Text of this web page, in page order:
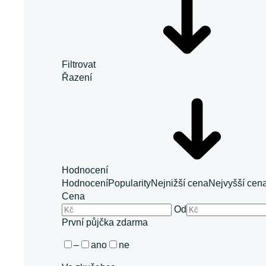
Filtrovat
Řazení
Hodnocení
HodnoceníPopularityNejnižší cenaNejvyšší
Cena
Od
První půjčka zdarma
– ano ne